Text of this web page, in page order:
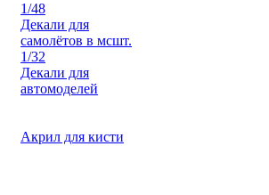
1/48
Декали для
самолётов в мсшт.
1/32
Декали для
автомоделей
Акрил для кисти